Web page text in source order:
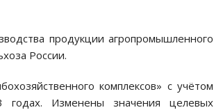
продукции агропромышленного
России.
комплексов» с учётом
годах. Изменены значения целевых